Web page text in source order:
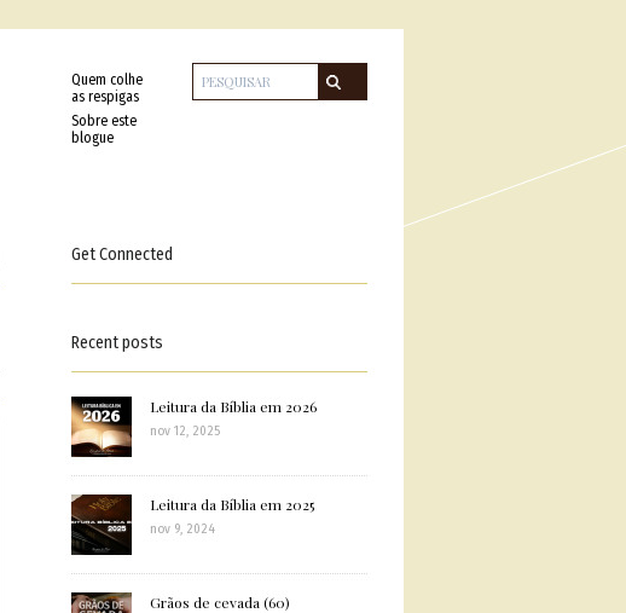
Quem colhe
as respigas
Sobre este
blogue
Get Connected
Recent posts
Leitura da Bíblia em 2026
nov 12, 2025
Leitura da Bíblia em 2025
nov 9, 2024
Grãos de cevada (60)